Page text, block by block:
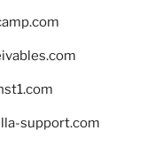
support.com